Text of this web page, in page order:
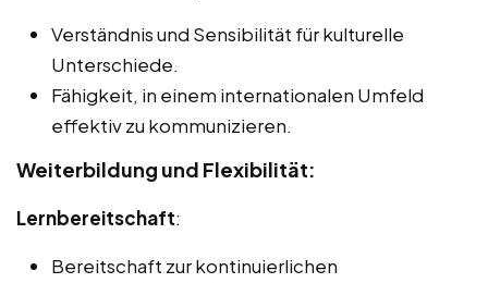
Verständnis und Sensibilität für kulturelle
Unterschiede.
Fähigkeit, in einem internationalen Umfeld
effektiv zu kommunizieren.
Weiterbildung und Flexibilität:
Lernbereitschaft:
Bereitschaft zur kontinuierlichen